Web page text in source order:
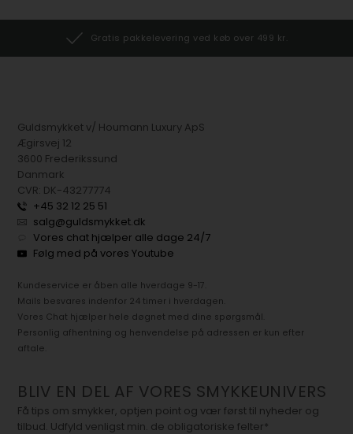
Gratis pakkelevering ved køb over 499 kr.
Guldsmykket v/ Houmann Luxury ApS
Ægirsvej 12
3600 Frederikssund
Danmark
CVR: DK-43277774
+45 32 12 25 51
salg@guldsmykket.dk
Vores chat hjælper alle dage 24/7
Følg med på vores Youtube
Kundeservice er åben alle hverdage 9-17.
Mails besvares indenfor 24 timer i hverdagen.
Vores Chat hjælper hele døgnet med dine spørgsmål.
Personlig afhentning og henvendelse på adressen er kun efter
aftale.
BLIV EN DEL AF VORES SMYKKEUNIVERS
Få tips om smykker, optjen point og vær først til nyheder og
tilbud. Udfyld venligst min. de obligatoriske felter*